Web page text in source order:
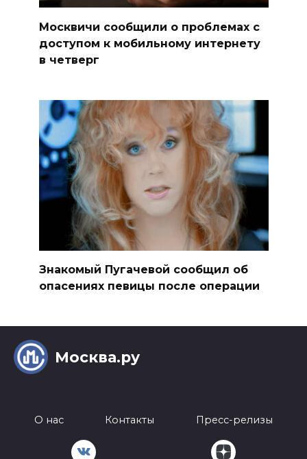
Москвичи сообщили о проблемах с
доступом к мобильному интернету
в четверг
Знакомый Пугачевой сообщил об
опасениях певицы после операции
Москва.ру
О нас Контакты Пресс-релизы